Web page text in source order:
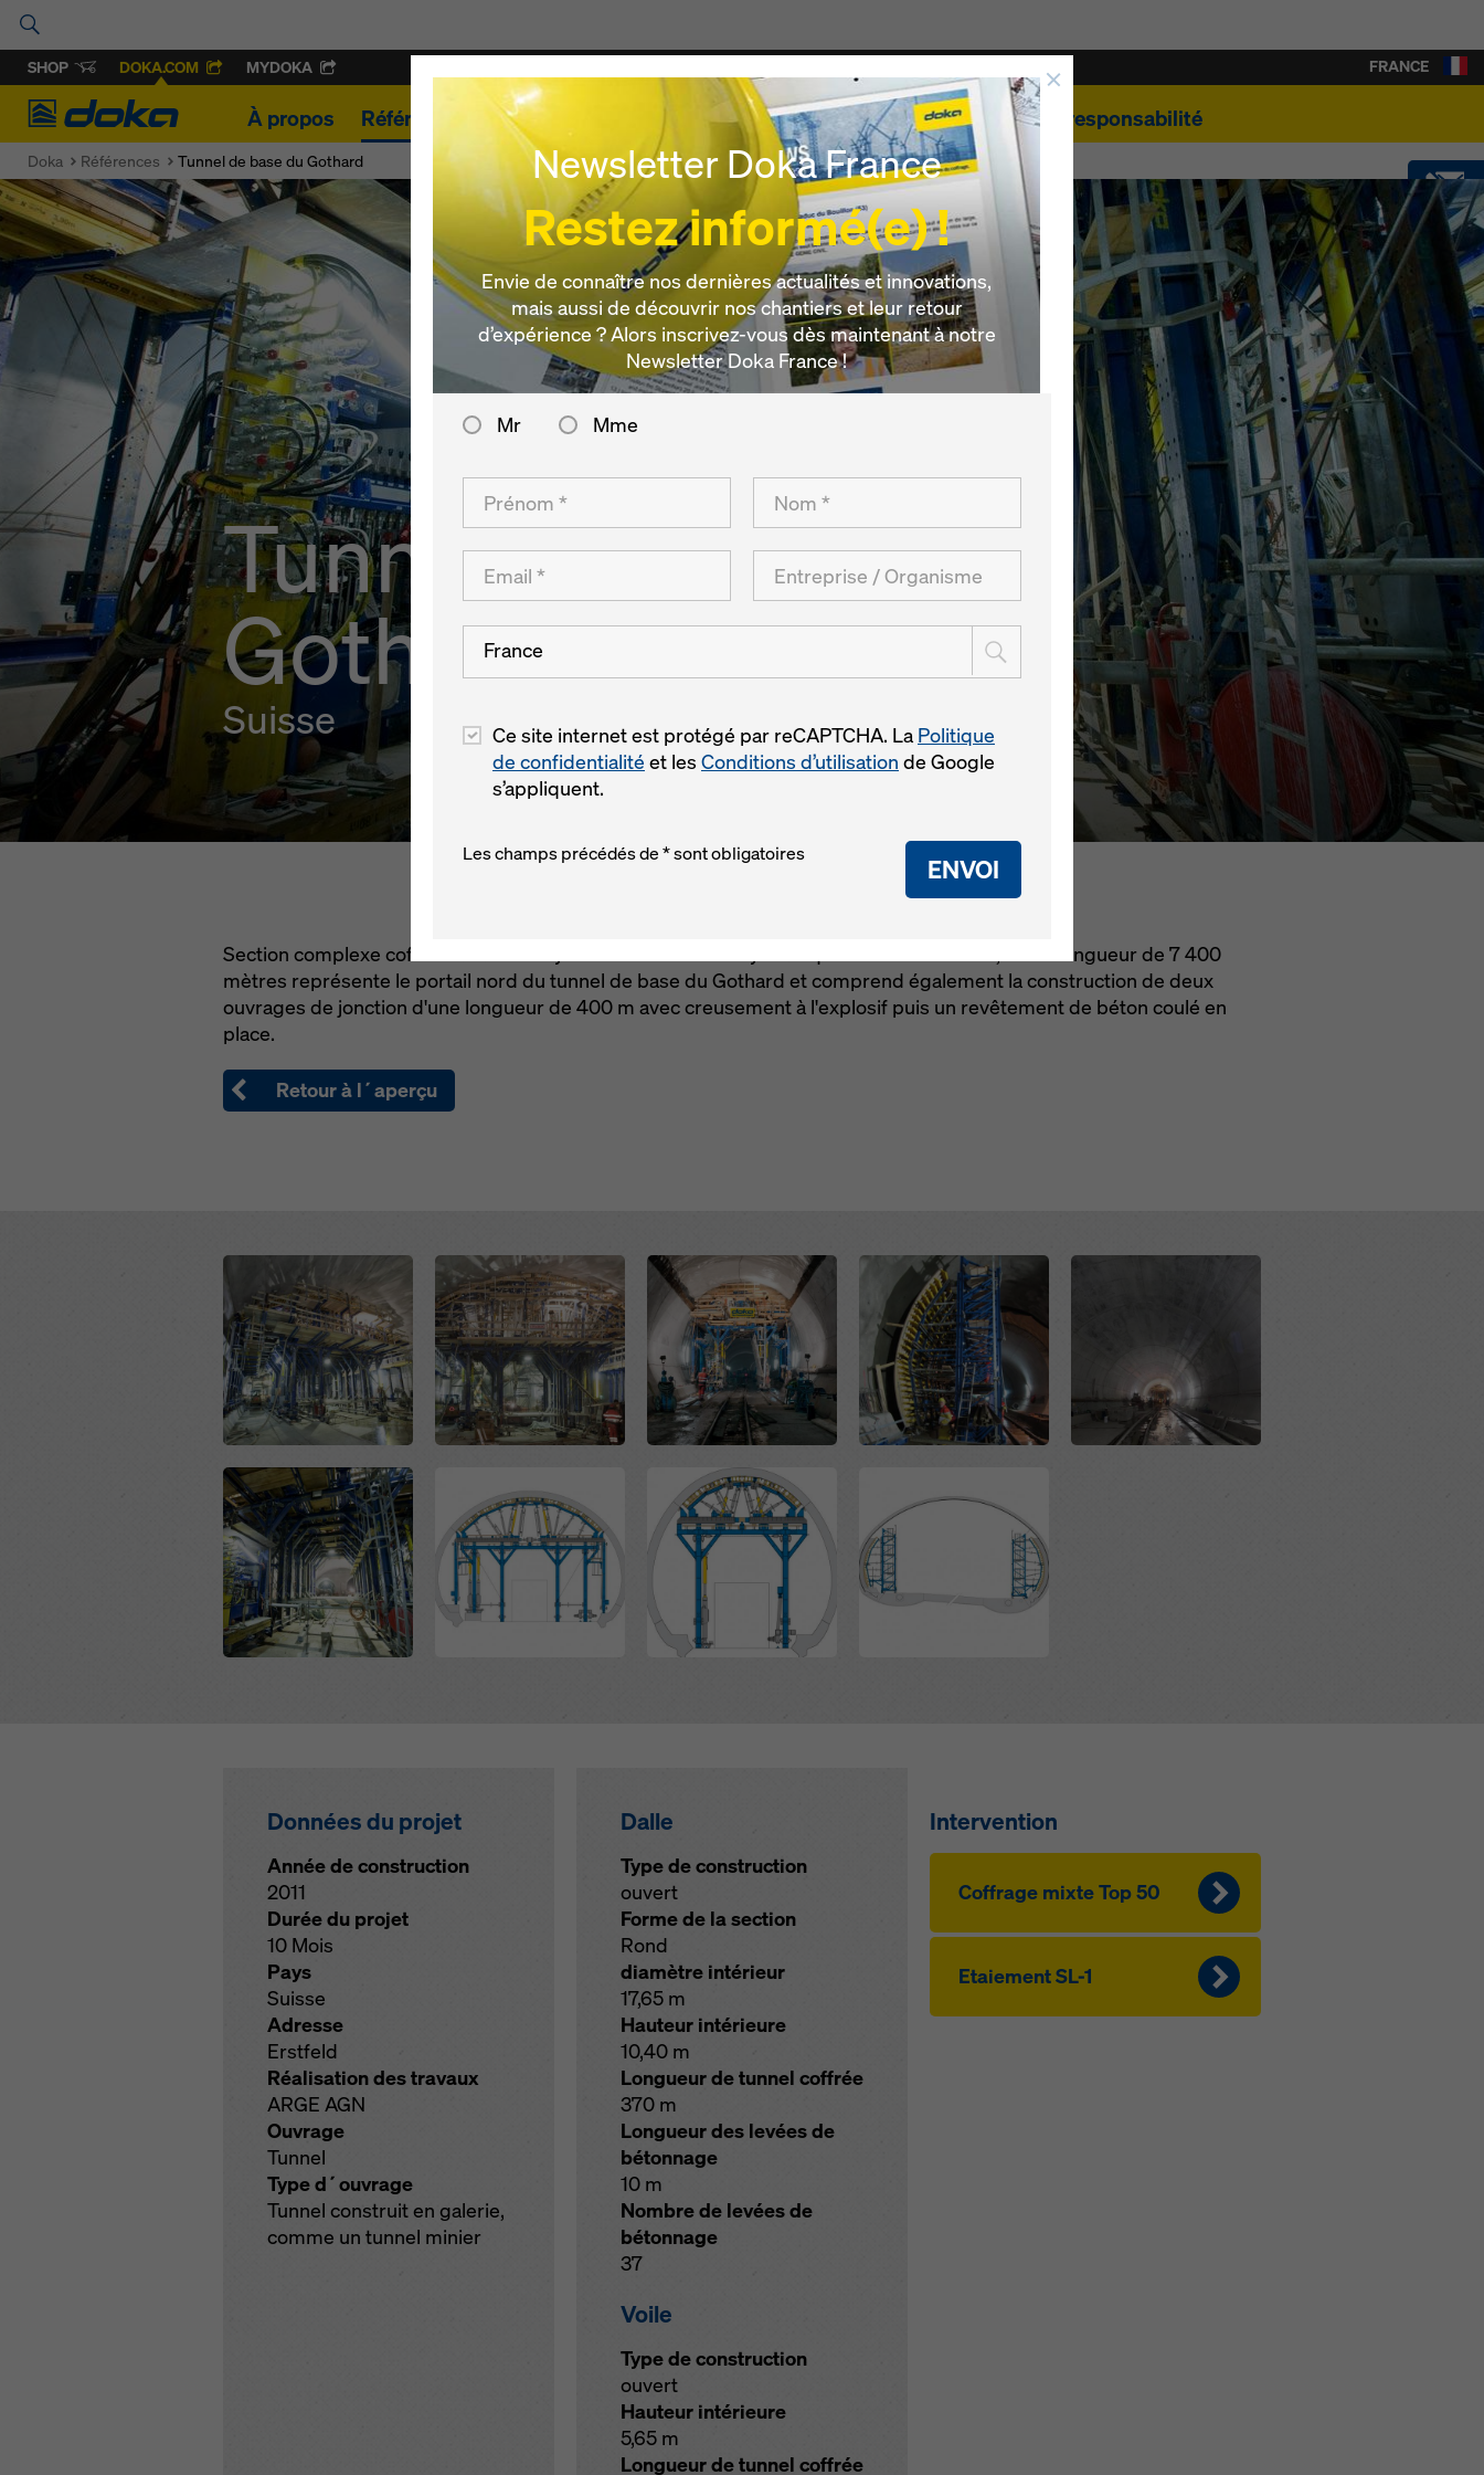
SHOP DOKA.COM MYDOKA
Doka
À propos Références Produits & Services Digital Actualités Carrière Éco-responsabilité
CONTACT
SOFTWARE
FRANCE
Doka Références Tunnel de base du Gothard
Tunnel de base du
Gothard
Suisse
Section complexe coffrée à l'aide un système entièrement hydraulique ! Le lot d'Erstfeld, d'une longueur de 7 400
mètres représente le portail nord du tunnel de base du Gothard et comprend également la construction de deux
ouvrages de jonction d'une longueur de 400 m avec creusement à l'explosif puis un revêtement de béton coulé en
place.
Retour à l´aperçu
Open Open Open Open Open
Open
Données du projet
Année de construction
2011
Durée du projet
10 Mois
Pays
Suisse
Adresse
Erstfeld
Réalisation des travaux
ARGE AGN
Ouvrage
Tunnel
Type d´ouvrage
Tunnel construit en galerie,
comme un tunnel minier
Dalle
Type de construction
ouvert
Forme de la section
Rond
diamètre intérieur
17,65 m
Hauteur intérieure
10,40 m
Longueur de tunnel coffrée
370 m
Longueur des levées de
bétonnage
10 m
Nombre de levées de
bétonnage
37
Voile
Type de construction
ouvert
Hauteur intérieure
5,65 m
Longueur de tunnel coffrée
Intervention
Cof­f­rage mixte Top 50
Etaie­ment SL-1
Newsletter Doka France
Restez informé(e) !
Envie de connaître nos dernières actualités et innovations,
mais aussi de découvrir nos chantiers et leur retour
d’expérience ? Alors inscrivez-vous dès maintenant à notre
Newsletter Doka France !
Mr Mme
France
Ce site internet est protégé par reCAPTCHA. La Politique
de confidentialité et les Conditions d’utilisation de Google
s’appliquent.
ENVOI
Les champs précédés de * sont obligatoires